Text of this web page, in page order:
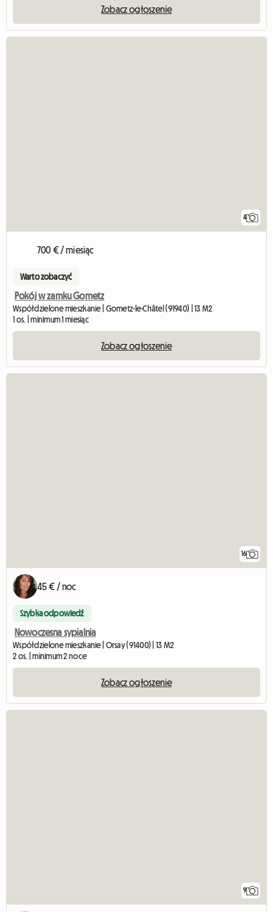
Zobacz ogłoszenie
4
700 € / miesiąc
Warto zobaczyć
Pokój w zamku Gometz
Współdzielone mieszkanie | Gometz-le-Châtel (91940) | 13 M2
1 os. | minimum 1 miesiąc
Zobacz ogłoszenie
16
45 € / noc
Szybka odpowiedź
Nowoczesna sypialnia
Współdzielone mieszkanie | Orsay (91400) | 13 M2
2 os. | minimum 2 noce
Zobacz ogłoszenie
9